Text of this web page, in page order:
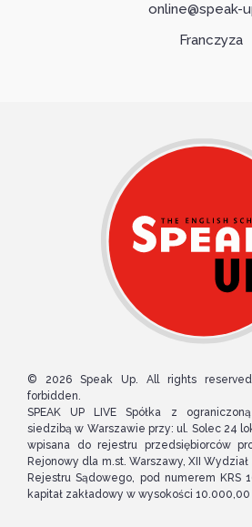
online@speak-
Franczyza
© 2026 Speak Up. All rights
forbidden.
SPEAK UP LIVE Spółka z
siedzibą w Warszawie przy: ul. Solec 24
wpisana do rejestru przedsiębiorców
Rejonowy dla m.st. Warszawy, XII
Rejestru Sądowego, pod numerem KRS
kapitał zakładowy w wysokości 10.000,00